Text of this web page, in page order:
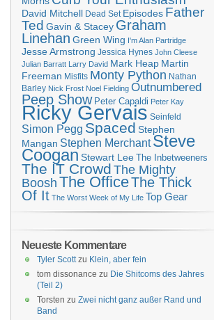
David Mitchell Dead Set Episodes Father
Ted Gavin & Stacey Graham
Linehan Green Wing I'm Alan Partridge
Jesse Armstrong Jessica Hynes John Cleese
Julian Barratt Larry David Mark Heap Martin
Freeman Misfits Monty Python Nathan
Barley Nick Frost Noel Fielding Outnumbered
Peep Show Peter Capaldi Peter Kay
Ricky Gervais Seinfeld
Simon Pegg Spaced Stephen
Mangan Stephen Merchant Steve
CooganStewart Lee The Inbetweeners
The IT Crowd The Mighty
Boosh The OfficeThe Thick
Of It The Worst Week of My Life Top Gear
Neueste Kommentare
Tyler Scottzu Klein, aber fein
tom dissonance zu Die Shitcoms des Jahres
(Teil 2)
Torsten zu Zwei nicht ganz außer Rand und
Band